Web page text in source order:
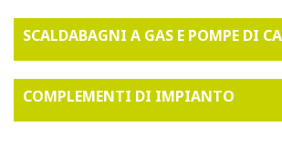
SCALDABAGNI A GAS E POMPE DI
COMPLEMENTI DI IMPIANTO